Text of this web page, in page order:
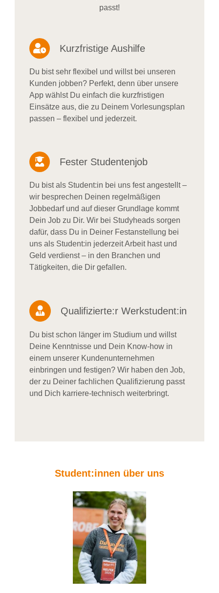
passt!
Kurzfristige Aushilfe
Du bist sehr flexibel und willst bei unseren
Kunden jobben? Perfekt, denn über unsere
App wählst Du einfach die kurzfristigen
Einsätze aus, die zu Deinem Vorlesungsplan
passen – flexibel und jederzeit.
Fester Studentenjob
Du bist als Student:in bei uns fest angestellt –
wir besprechen Deinen regelmäßigen
Jobbedarf und auf dieser Grundlage kommt
Dein Job zu Dir. Wir bei Studyheads sorgen
dafür, dass Du in Deiner Festanstellung bei
uns als Student:in jederzeit Arbeit hast und
Geld verdienst – in den Branchen und
Tätigkeiten, die Dir gefallen.
Qualifizierte:r Werkstudent:in
Du bist schon länger im Studium und willst
Deine Kenntnisse und Dein Know-how in
einem unserer Kundenunternehmen
einbringen und festigen? Wir haben den Job,
der zu Deiner fachlichen Qualifizierung passt
und Dich karriere-technisch weiterbringt.
Student:innen über uns